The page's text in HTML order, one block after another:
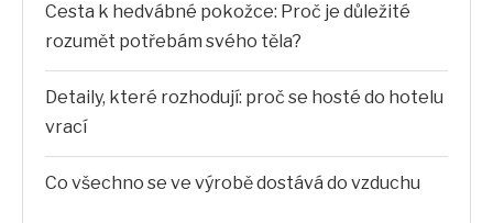
Cesta k hedvábné pokožce: Proč je důležité
rozumět potřebám svého těla?
Detaily, které rozhodují: proč se hosté do hotelu
vrací
Co všechno se ve výrobě dostává do vzduchu